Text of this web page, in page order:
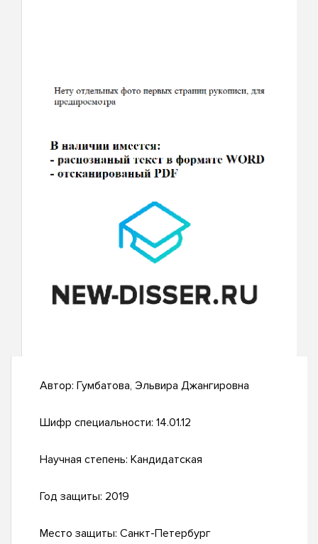
Автор: Гумбатова, Эльвира Джангировна
Шифр специальности: 14.01.12
Научная степень: Кандидатская
Год защиты: 2019
Место защиты: Санкт-Петербург